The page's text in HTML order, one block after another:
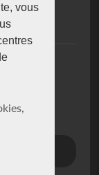
vous